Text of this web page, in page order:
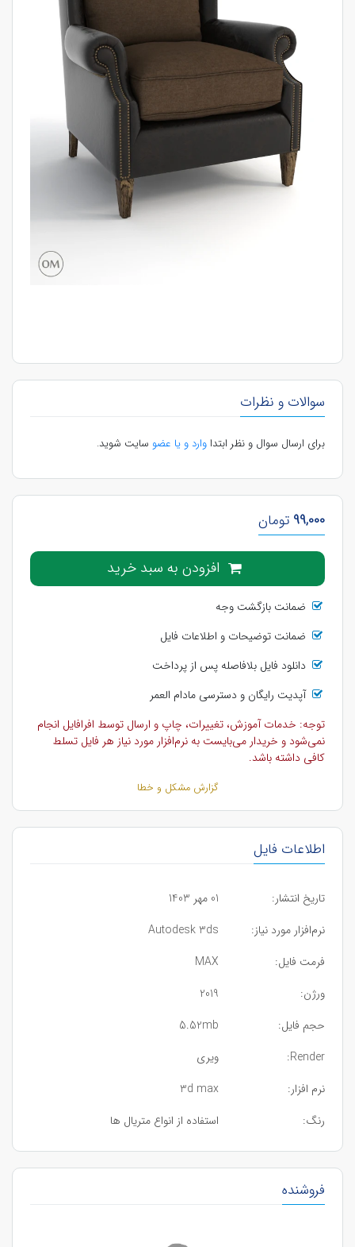
سوالات و نظرات
برای ارسال سوال و نظر ابتداوارد و یا عضو سایت شوید.
99,000 تومان
افزودن به سبد خرید
ضمانت بازگشت وجه
ضمانت توضیحات و اطلاعات فایل
دانلود فایل بلافاصله پس از پرداخت
آپدیت رایگان و دسترسی مادام العمر
توجه: خدمات آموزش، تغییرات، چاپ و ارسال توسط افرافایل انجام
نمی‌شود و خریدار می‌بایست به نرم‌افزار مورد نیاز هر فایل تسلط
کافی داشته باشد.
گزارش مشکل و خطا
اطلاعات فایل
تاریخ انتشار:
01 مهر 1403
نرم‌افزار مورد نیاز:
Autodesk 3ds
فرمت فایل:
MAX
ورژن:
2019
حجم فایل:
5.52mb
Render:
ویری
نرم افزار:
3d max
رنگ:
استفاده از انواع متریال ها
فروشنده